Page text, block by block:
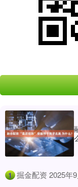
1 掘金配资 2025年